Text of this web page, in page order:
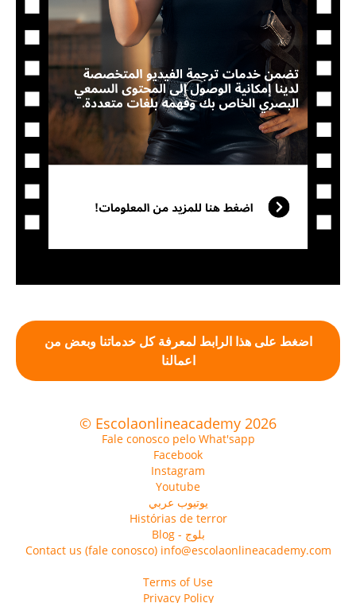
اضغط على هذا الرابط لمعرفة كل خدماتنا وبعض من
اعمالنا
© Escolaonlineacademy 2026
Fale conosco pelo What'sapp
Facebook
Instagram
Youtube
يوتيوب عربي
Histórias de terror
Blog - بلوج
Contact us (fale conosco) info@escolaonlineacademy.com
Terms of Use
Privacy Policy